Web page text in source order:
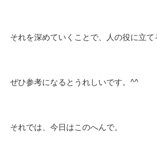
それを深めていくことで、人の役に立て
ぜひ参考になるとうれしいです。^^
それでは、今日はこのへんで。